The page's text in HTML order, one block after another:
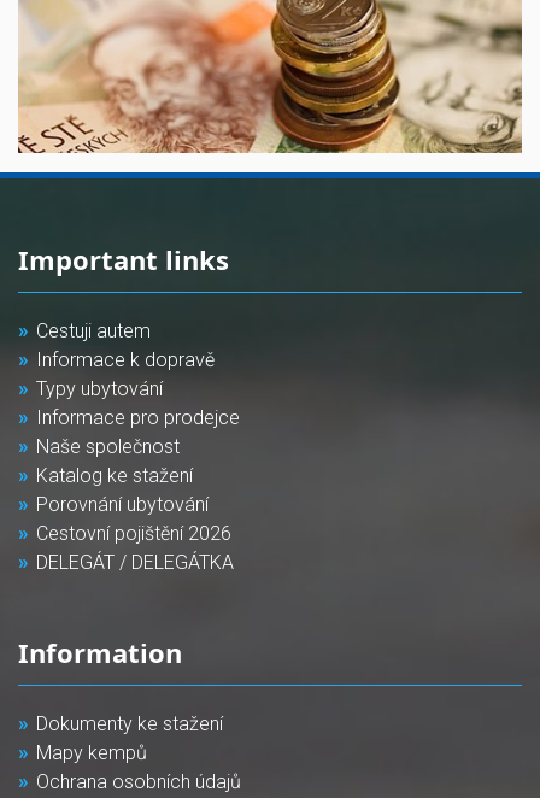
Important links
Cestuji autem
Informace k dopravě
Typy ubytování
Informace pro prodejce
Naše společnost
Katalog ke stažení
Porovnání ubytování
Cestovní pojištění 2026
DELEGÁT / DELEGÁTKA
Information
Dokumenty ke stažení
Mapy kempů
Ochrana osobních údajů